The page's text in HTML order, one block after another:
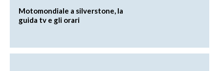
Motomondiale a silverstone, la
guida tv e gli orari